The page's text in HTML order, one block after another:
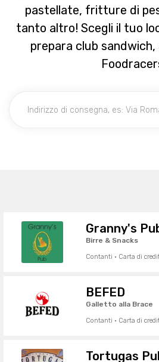
pastellate, fritture di
tanto altro! Scegli il tuo
prepara club sandwich,
Granny's
Birre & Snacks
Contanti · Carta di
BEFED
Galletto alla Brace
Contanti · Carta di
Tortugas